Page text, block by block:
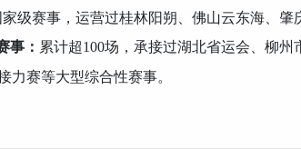
级赛事，运营过桂林阳朔、佛山云东海、肇
： 累计超100场，承接过湖北省运会、柳
力赛等大型综合性赛事。